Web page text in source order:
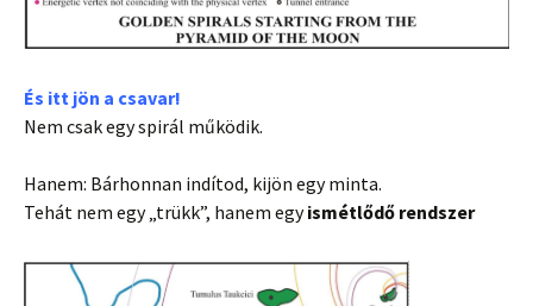
És itt jön a csavar!
Nem csak egy spirál működik.
Hanem: Bárhonnan indítod, kijön egy minta.
Tehát nem egy „trükk”, hanem egyismétlődő rendszer